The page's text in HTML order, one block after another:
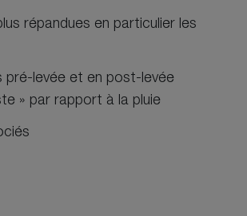
répandues en particulier les
pré-levée et en post-levée
» par rapport à la pluie